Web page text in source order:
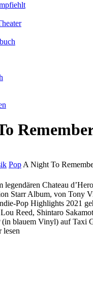
Pop A Night To
legendären Chateau
Starr Album, von Tony
Pop Highlights 2021
Reed, Shintaro
blauem Vinyl) auf Taxi
lesen